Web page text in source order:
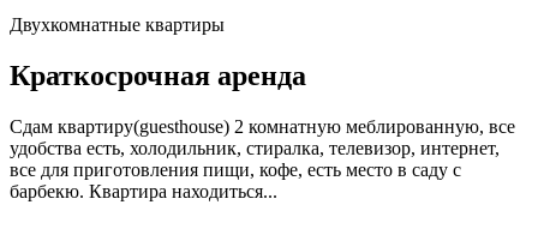
Двухкомнатные квартиры
Краткосрочная аренда
Сдам квартиру(guesthouse) 2 комнатную меблированную, все
удобства есть, холодильник, стиралка, телевизор, интернет,
все для приготовления пищи, кофе, есть место в саду с
барбекю. Квартира находиться...